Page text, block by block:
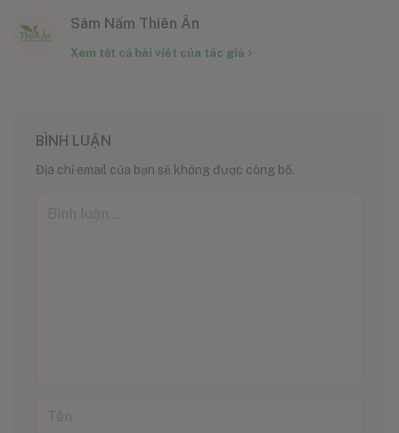
Sâm Nấm Thiên Ân
Xem tất cả bài viết của tác giả
BÌNH LUẬN
Địa chỉ email của bạn sẽ không được công bố.